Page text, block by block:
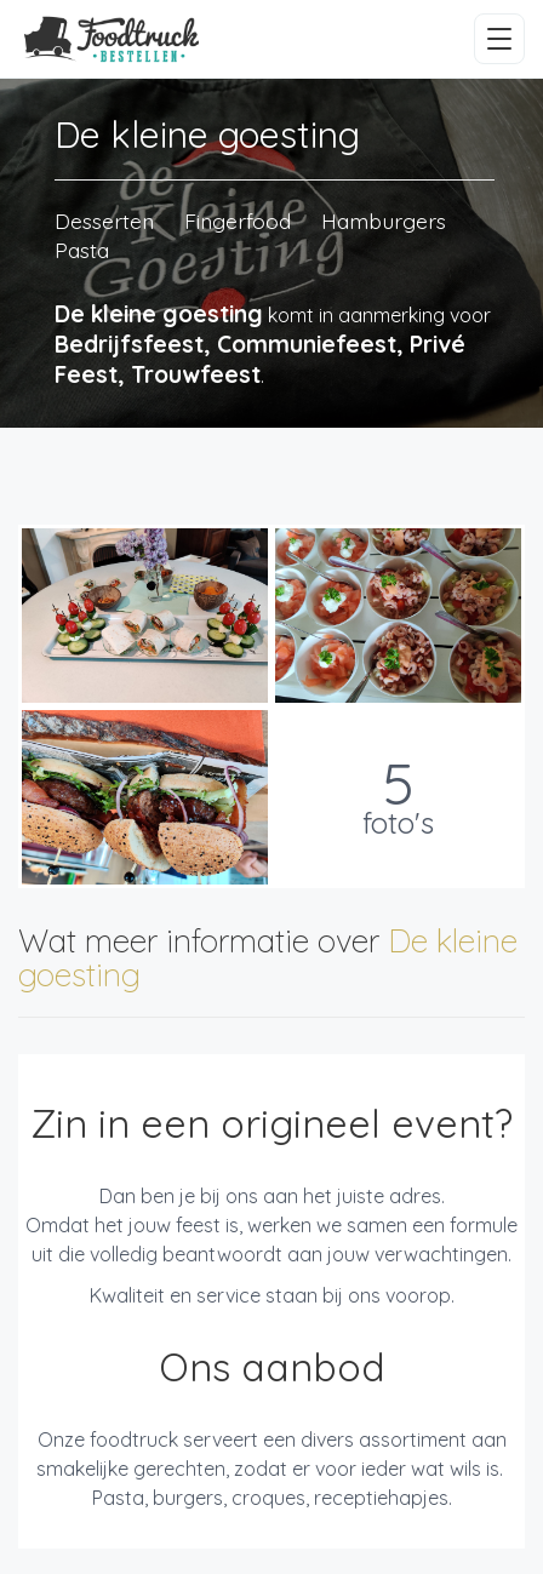
De kleine goesting
Desserten Fingerfood
Hamburgers
Pasta
De kleine goesting komt in aanmerking voor
Bedrijfsfeest, Communiefeest, Privé
Feest, Trouwfeest.
5
foto's
Wat meer informatie over De kleine
goesting
Zin in een origineel event?
Dan ben je bij ons aan het juiste adres.
Omdat het jouw feest is, werken we samen een formule
uit die volledig beantwoordt aan jouw verwachtingen.
Kwaliteit en service staan bij ons voorop.
Ons aanbod
Onze foodtruck serveert een divers assortiment aan
smakelijke gerechten, zodat er voor ieder wat wils is.
Pasta, burgers, croques, receptiehapjes.